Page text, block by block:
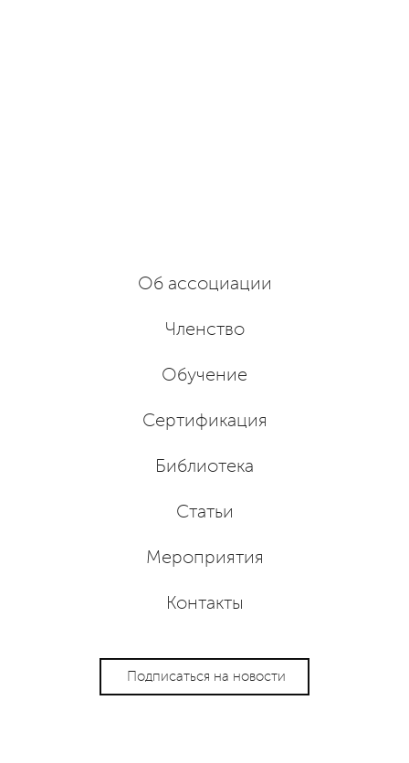
Об ассоциации
Членство
Обучение
Сертификация
Библиотека
Статьи
Мероприятия
Контакты
Подписаться на новости